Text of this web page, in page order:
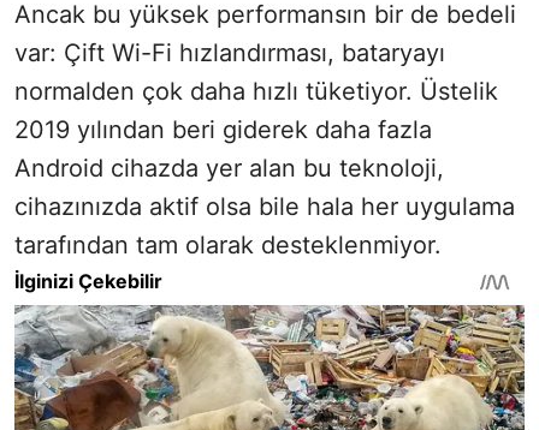
Ancak bu yüksek performansın bir de bedeli
var: Çift Wi-Fi hızlandırması, bataryayı
normalden çok daha hızlı tüketiyor. Üstelik
2019 yılından beri giderek daha fazla
Android cihazda yer alan bu teknoloji,
cihazınızda aktif olsa bile hala her uygulama
tarafından tam olarak desteklenmiyor.